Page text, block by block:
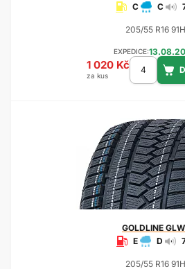
C
C
205/55 R16 91H
EXPEDICE:
1 020 Kč
za kus
GOLDLINE
E
D
205/55 R16 91H